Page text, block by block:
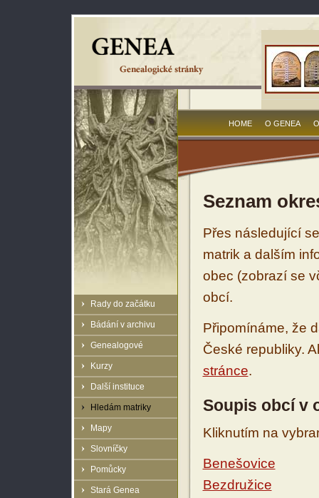
Rady do začátku
Bádání v archivu
Genealogové
Kurzy
Další instituce
Hledám matriky
Mapy
Slovníčky
Pomůcky
Stará Genea
HOME O GENEA
Seznam
Přes následující
matrik a dalším
obec (zobrazí se
obcí.
Připomínáme, že
České republiky.
stránce.
Soupis obcí v
Kliknutím na
Benešovice
Bezdružice